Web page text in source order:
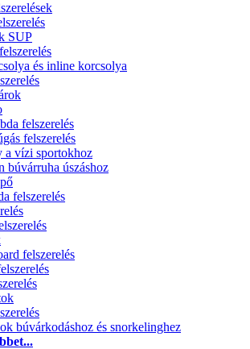
SUP
és inline korcsolya
felszerelés
felszerelés
a vízi sportokhoz
búvárruha úszáshoz
felszerelés
felszerelés
búvárkodáshoz és snorkelinghez